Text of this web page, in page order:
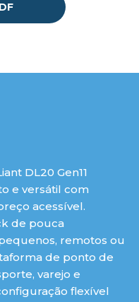
DL20 Gen11
e versátil com
acessível.
de pouca
remotos ou
de ponto de
varejo e
flexível